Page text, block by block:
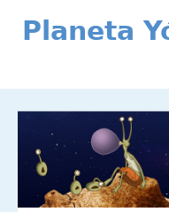
Planeta